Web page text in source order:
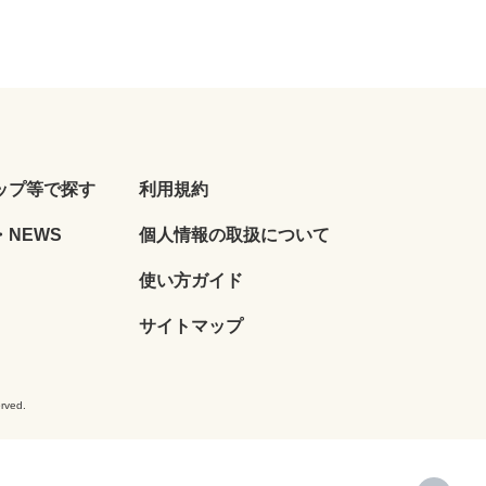
プ等で探す
NEWS
利用規約
個人情報の取扱について
使い方ガイド
サイトマップ